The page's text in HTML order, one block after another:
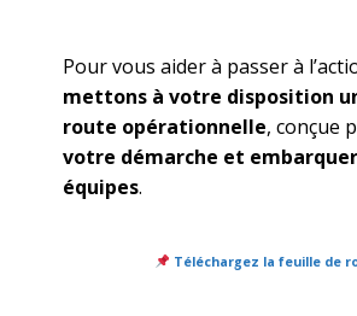
Pour vous aider à passer à
mettons à votre disposition
route opérationnelle, conçue
votre démarche et
équipes.
Téléchargez la feuille de